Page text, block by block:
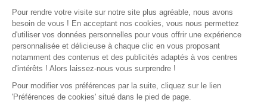
Profitez de votre jacuzzi gonflable en
hiver si cela vous chante
Lire la suite
Augmentation de la T°C
1.5 à 2.0°C par heure
Nombre de diffuseurs
Plateforme de Gestion du
Pour rendre votre visite sur notre site plus agréable, nous avons
besoin de vous ! En acceptant nos cookies, vous nous permettez
d'utiliser vos données personnelles pour vous offrir une expérience
personnalisée et délicieuse à chaque clic en vous proposant
notamment des contenus et des publicités adaptés à vos centres
d'intérêts ! Alors laissez-nous vous surprendre !
Pour modifier vos préférences par la suite, cliquez sur le lien
'Préférences de cookies' situé dans le pied de page.
Axeptio consent